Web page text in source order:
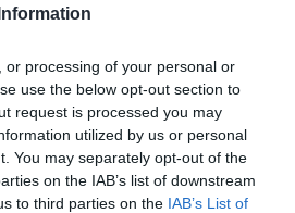
processing of your personal or
use the below opt-out section to
request is processed you may
utilized by us or personal
You may separately opt-out of the
on the IAB’s list of downstream
to third parties on the IAB’s List of